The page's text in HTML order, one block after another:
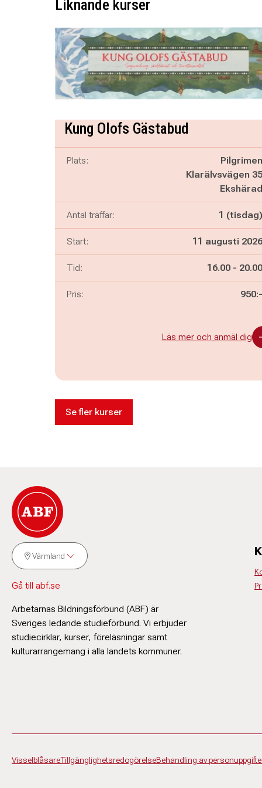
Liknande kurser
Kung Olofs Gästabud
Plats:
Pilgrimen
Klarälvsvägen 35
Ekshärad
Antal träffar: 1 (tisdag)
Start: 11 augusti 2026
Tid: Pågår mellan
16.00 - och
20.00
Pris: 950:-
Läs mer och anmäl dig
Se fler kurser
Värmland
Gå till abf.se
Arbetarnas Bildningsförbund (ABF) är
Sveriges ledande studieförbund. Vi erbjuder
studiecirklar, kurser, föreläsningar samt
kulturarrangemang i alla landets kommuner.
VisselblåsareTillgänglighetsredogörelseBehandling av